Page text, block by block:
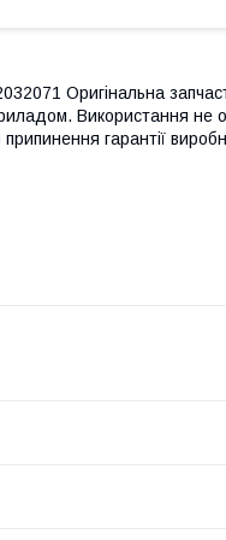
Оригінальна
Використання не
гарантії